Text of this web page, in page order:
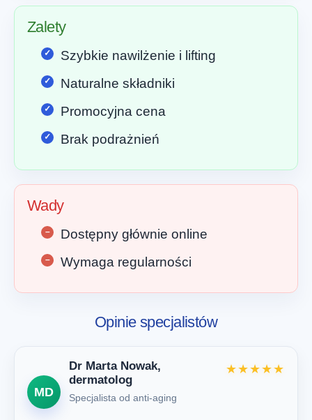
Zalety
Szybkie nawilżenie i lifting
Naturalne składniki
Promocyjna cena
Brak podrażnień
Wady
Dostępny głównie online
Wymaga regularności
Opinie specjalistów
MD
Dr Marta Nowak,
dermatolog
Specjalista od anti-aging
★★★★★